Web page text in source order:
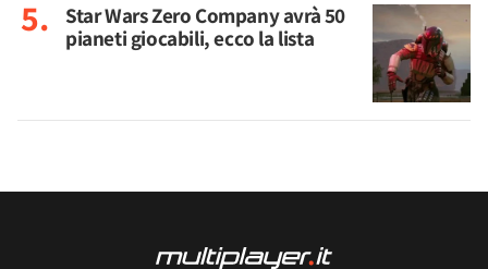
Star Wars Zero Company avrà 50
pianeti giocabili, ecco la lista